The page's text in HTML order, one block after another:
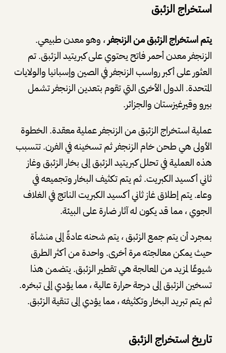
استخراج الزئبق
يتم استخراج الزئبق من الزنجفر، وهو معدن طبيعي.
الزنجفر معدن أحمر فاتح يحتوي على كبريتيد الزئبق. تم
العثور على أكبر رواسب الزنجفر في الصين وإسبانيا والولايات
المتحدة. الدول الأخرى التي تقوم بتعدين الزنجفر تشمل
بيرو وقيرغيزستان والجزائر.
عملية استخراج الزئبق من الزنجفر عملية معقدة. الخطوة
الأولى هي طحن خام الزنجفر ثم تسخينه في الفرن. تتسبب
هذه العملية في تحلل كبريتيد الزئبق إلى بخار الزئبق وغاز
ثاني أكسيد الكبريت. ثم يتم تكثيف البخار وتجميعه في
وعاء. يتم إطلاق غاز ثاني أكسيد الكبريت الناتج في الغلاف
الجوي ، مما قد يكون له آثار ضارة على البيئة.
بمجرد أن يتم جمع الزئبق ، يتم شحنه عادةً إلى منشأة
حيث يمكن معالجته مرة أخرى. واحدة من أكثر الطرق
شيوعًا لمزيد من المعالجة هي تقطير الزئبق. يتضمن هذا
تسخين الزئبق إلى درجة حرارة عالية ، مما يؤدي إلى تبخره.
ثم يتم تبريد البخار وتكثيفه ، مما يؤدي إلى تنقية الزئبق.
تاريخ استخراج الزئبق